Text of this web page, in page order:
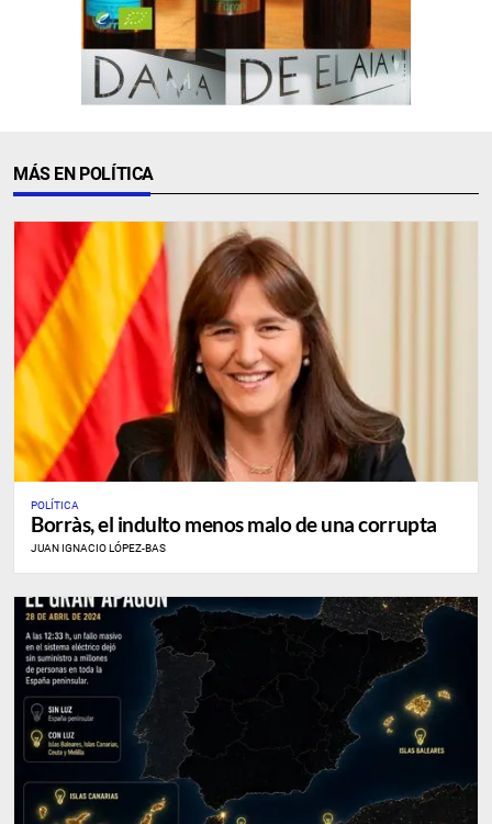
MÁS EN POLÍTICA
POLÍTICA
Borràs, el indulto menos malo de una corrupta
JUAN IGNACIO LÓPEZ-BAS